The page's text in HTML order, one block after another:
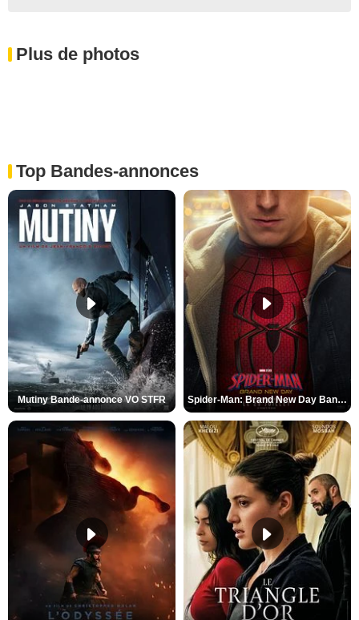
Plus de photos
Top Bandes-annonces
Mutiny Bande-annonce VO STFR Spider-Man: Brand New Day Bande-annonce VO STFR